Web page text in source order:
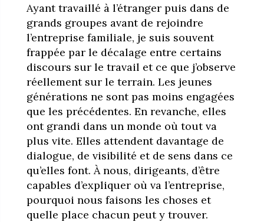
Ayant travaillé à l’étranger puis dans de
grands groupes avant de rejoindre
l’entreprise familiale, je suis souvent
frappée par le décalage entre certains
discours sur le travail et ce que j’observe
réellement sur le terrain. Les jeunes
générations ne sont pas moins engagées
que les précédentes. En revanche, elles
ont grandi dans un monde où tout va
plus vite. Elles attendent davantage de
dialogue, de visibilité et de sens dans ce
qu’elles font. À nous, dirigeants, d’être
capables d’expliquer où va l’entreprise,
pourquoi nous faisons les choses et
quelle place chacun peut y trouver.